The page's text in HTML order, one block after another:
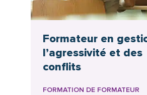
Formateur en
l’agressivité et des
conflits
FORMATION DE FORMATEUR